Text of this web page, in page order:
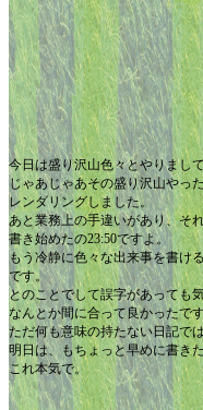
今日は盛り沢山色々とやりまし
じゃあじゃあその盛り沢山やっ
レンダリングしました。
あと業務上の手違いがあり、そ
書き始めたの23:50ですよ。
もう冷静に色々な出来事を書け
です。
とのことでして誤字があっても
なんとか間に合って良かったで
ただ何も意味の持たない日記で
明日は、もちょっと早めに書き
これ本気で。